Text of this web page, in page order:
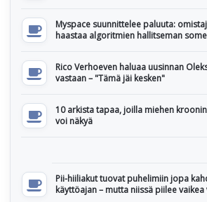
Myspace suunnittelee paluuta:
haastaa algoritmien hallitseman
Rico Verhoeven haluaa uusinnan
vastaan – "Tämä jäi kesken"
10 arkista tapaa, joilla miehen
voi näkyä
Pii-hiiliakut tuovat puhelimiin jopa
käyttöajan – mutta niissä piilee